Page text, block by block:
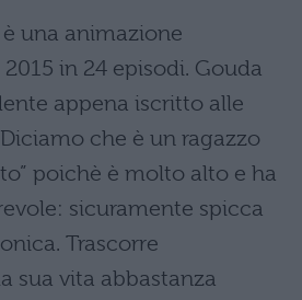
è una animazione
in 24 episodi. Gouda
appena iscritto alle
che è un ragazzo
poichè è molto alto e ha
sicuramente spicca
Trascorre
sua vita abbastanza